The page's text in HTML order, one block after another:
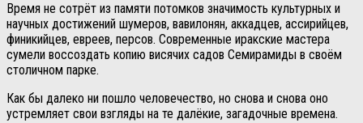
Время не сотрёт из памяти потомков значимость культурных и
научных достижений шумеров, вавилонян, аккадцев, ассирийцев,
финикийцев, евреев, персов. Современные иракские мастера
сумели воссоздать копию висячих садов Семирамиды в своём
столичном парке.
Как бы далеко ни пошло человечество, но снова и снова оно
устремляет свои взгляды на те далёкие, загадочные времена.